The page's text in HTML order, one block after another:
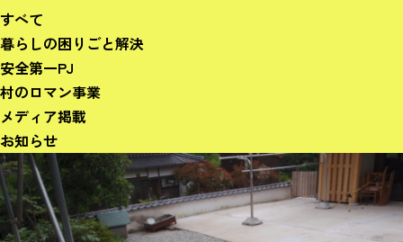
すべて
暮らしの困りごと解決
安全第一PJ
村のロマン事業
メディア掲載
お知らせ